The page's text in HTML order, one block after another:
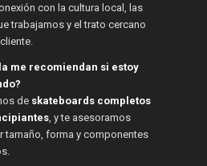
con la cultura local, las
trabajamos y el trato cercano
me recomiendan si estoy
de skateboards completos
, y te asesoramos
tamaño, forma y componentes